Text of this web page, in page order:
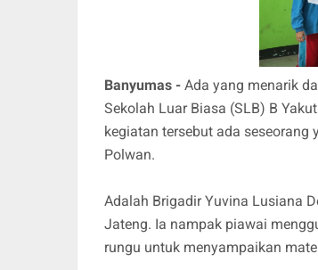
Banyumas - Ada yang menarik
Sekolah Luar Biasa (SLB) B
kegiatan tersebut ada
Polwan.
Adalah Brigadir Yuvina Lusiana
Jateng. Ia nampak piawai
rungu untuk menyampaikan